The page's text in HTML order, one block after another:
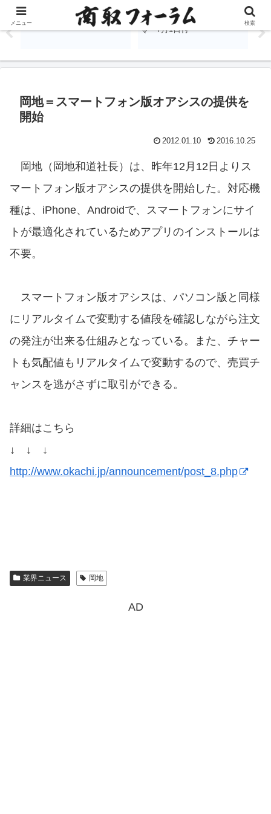
日商協、人事 7月1日付
保護基金、事務局の人事を発
令 7月1日付
氏
に
岡地＝スマートフォン版オアシスの提供を
開始
2012.01.10 2016.10.25
岡地（岡地和道社長）は、昨年12月12日よりス
マートフォン版オアシスの提供を開始した。対応機
種は、iPhone、Androidで、スマートフォンにサイ
トが最適化されているためアプリのインストールは
不要。
スマートフォン版オアシスは、パソコン版と同様
にリアルタイムで変動する値段を確認しながら注文
の発注が出来る仕組みとなっている。また、チャー
トも気配値もリアルタイムで変動するので、売買チ
ャンスを逃がさずに取引ができる。
詳細はこちら
↓ ↓ ↓
http://www.okachi.jp/announcement/post_8.php
業界ニュース 岡地
AD
メニュー 検索